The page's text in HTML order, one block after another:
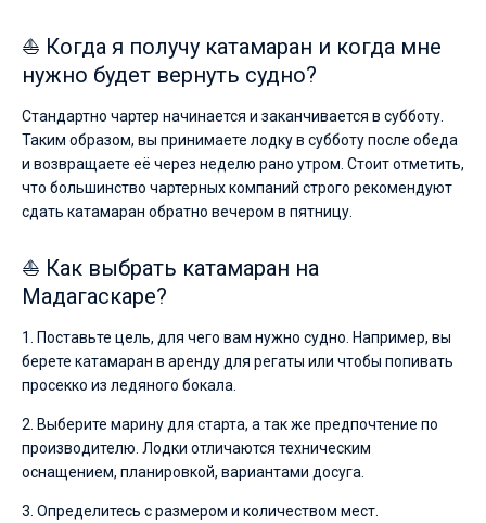
⛵ Когда я получу катамаран и когда мне
нужно будет вернуть судно?
Стандартно чартер начинается и заканчивается в субботу.
Таким образом, вы принимаете лодку в субботу после обеда
и возвращаете её через неделю рано утром. Стоит отметить,
что большинство чартерных компаний строго рекомендуют
сдать катамаран обратно вечером в пятницу.
⛵ Как выбрать катамаран на
Мадагаскаре?
1. Поставьте цель, для чего вам нужно судно. Например, вы
берете катамаран в аренду для регаты или чтобы попивать
просекко из ледяного бокала.
2. Выберите марину для старта, а так же предпочтение по
производителю. Лодки отличаются техническим
оснащением, планировкой, вариантами досуга.
3. Определитесь с размером и количеством мест.